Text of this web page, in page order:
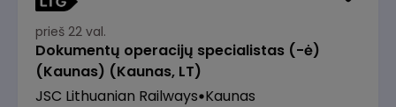
prieš 22 val.
Dokumentų operacijų specialistas (-ė)
(Kaunas) (Kaunas, LT)
JSC Lithuanian Railways Kaunas